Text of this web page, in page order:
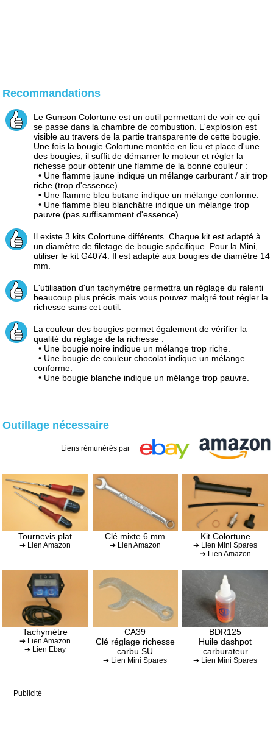
Recommandations
Le Gunson Colortune est un outil permettant de voir ce qui
se passe dans la chambre de combustion. L'explosion est
visible au travers de la partie transparente de cette bougie.
Une fois la bougie Colortune montée en lieu et place d'une
des bougies, il suffit de démarrer le moteur et régler la
richesse pour obtenir une flamme de la bonne couleur :
• Une flamme jaune indique un mélange carburant / air trop
riche (trop d'essence).
• Une flamme bleu butane indique un mélange conforme.
• Une flamme bleu blanchâtre indique un mélange trop
pauvre (pas suffisamment d'essence).
Il existe 3 kits Colortune différents. Chaque kit est adapté à
un diamètre de filetage de bougie spécifique. Pour la Mini,
utiliser le kit G4074. Il est adapté aux bougies de diamètre 14
mm.
L'utilisation d'un tachymètre permettra un réglage du ralenti
beaucoup plus précis mais vous pouvez malgré tout régler la
richesse sans cet outil.
La couleur des bougies permet également de vérifier la
qualité du réglage de la richesse :
• Une bougie noire indique un mélange trop riche.
• Une bougie de couleur chocolat indique un mélange
conforme.
• Une bougie blanche indique un mélange trop pauvre.
Outillage nécessaire
Liens rémunérés par
Tournevis plat
➔ Lien Amazon
Clé mixte 6 mm
➔ Lien Amazon
Kit Colortune
➔ Lien Mini Spares
➔ Lien Amazon
Tachymètre
➔ Lien Amazon
➔ Lien Ebay
CA39
Clé réglage richesse
carbu SU
➔ Lien Mini Spares
BDR125
Huile dashpot
carburateur
➔ Lien Mini Spares
Publicité